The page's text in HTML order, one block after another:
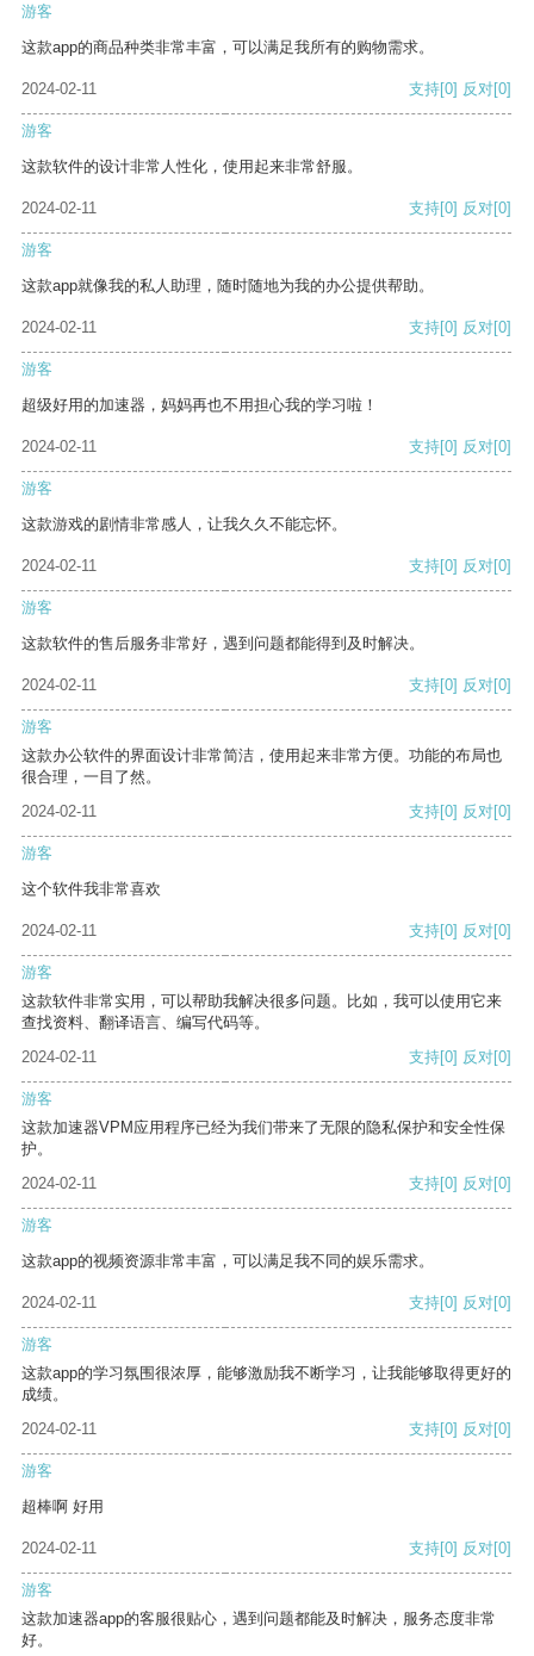
游客
这款app的商品种类非常丰富，可以满足我所有的购物需求。
2024-02-11 支持[0] 反对[0]
游客
这款软件的设计非常人性化，使用起来非常舒服。
2024-02-11 支持[0] 反对[0]
游客
这款app就像我的私人助理，随时随地为我的办公提供帮助。
2024-02-11 支持[0] 反对[0]
游客
超级好用的加速器，妈妈再也不用担心我的学习啦！
2024-02-11 支持[0] 反对[0]
游客
这款游戏的剧情非常感人，让我久久不能忘怀。
2024-02-11 支持[0] 反对[0]
游客
这款软件的售后服务非常好，遇到问题都能得到及时解决。
2024-02-11 支持[0] 反对[0]
游客
这款办公软件的界面设计非常简洁，使用起来非常方便。功能的布局也
很合理，一目了然。
2024-02-11
支持[0] 反对[0]
游客
这个软件我非常喜欢
2024-02-11 支持[0] 反对[0]
游客
这款软件非常实用，可以帮助我解决很多问题。比如，我可以使用它来
查找资料、翻译语言、编写代码等。
2024-02-11
支持[0] 反对[0]
游客
这款加速器VPM应用程序已经为我们带来了无限的隐私保护和安全性保
护。
2024-02-11
支持[0] 反对[0]
游客
这款app的视频资源非常丰富，可以满足我不同的娱乐需求。
2024-02-11 支持[0] 反对[0]
游客
这款app的学习氛围很浓厚，能够激励我不断学习，让我能够取得更好的
成绩。
2024-02-11
支持[0] 反对[0]
游客
超棒啊 好用
2024-02-11 支持[0] 反对[0]
游客
这款加速器app的客服很贴心，遇到问题都能及时解决，服务态度非常
好。